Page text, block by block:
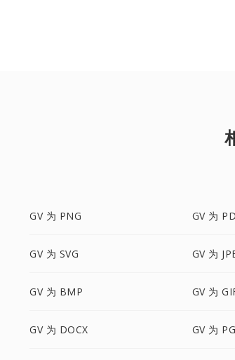
GV 为 PNG GV 为
GV 为 SVG GV 为
GV 为 BMP GV 为
GV 为 DOCX GV 为